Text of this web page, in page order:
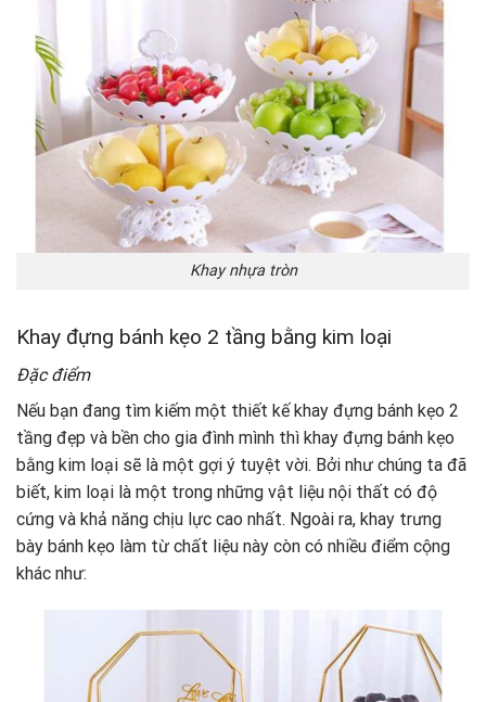
Khay nhựa tròn
Khay đựng bánh kẹo 2 tầng bằng kim loại
Đặc điểm
Nếu bạn đang tìm kiếm một thiết kế khay đựng bánh kẹo 2
tầng đẹp và bền cho gia đình mình thì khay đựng bánh kẹo
bằng kim loại sẽ là một gợi ý tuyệt vời. Bởi như chúng ta đã
biết, kim loại là một trong những vật liệu nội thất có độ
cứng và khả năng chịu lực cao nhất. Ngoài ra, khay trưng
bày bánh kẹo làm từ chất liệu này còn có nhiều điểm cộng
khác như: